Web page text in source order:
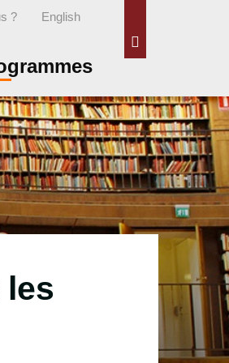
? English
les